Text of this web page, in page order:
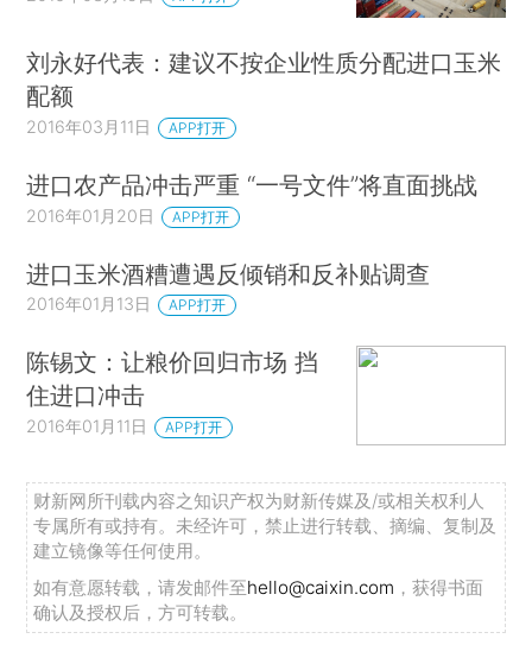
刘永好代表：建议不按企业性质分配进口玉米
配额
2016年03月11日 APP打开
进口农产品冲击严重 “一号文件”将直面挑战
2016年01月20日 APP打开
进口玉米酒糟遭遇反倾销和反补贴调查
2016年01月13日 APP打开
陈锡文：让粮价回归市场 挡
住进口冲击
2016年01月11日 APP打开
财新网所刊载内容之知识产权为财新传媒及/或相关权利人
专属所有或持有。未经许可，禁止进行转载、摘编、复制及
建立镜像等任何使用。
如有意愿转载，请发邮件至hello@caixin.com ，获得书面
确认及授权后，方可转载。